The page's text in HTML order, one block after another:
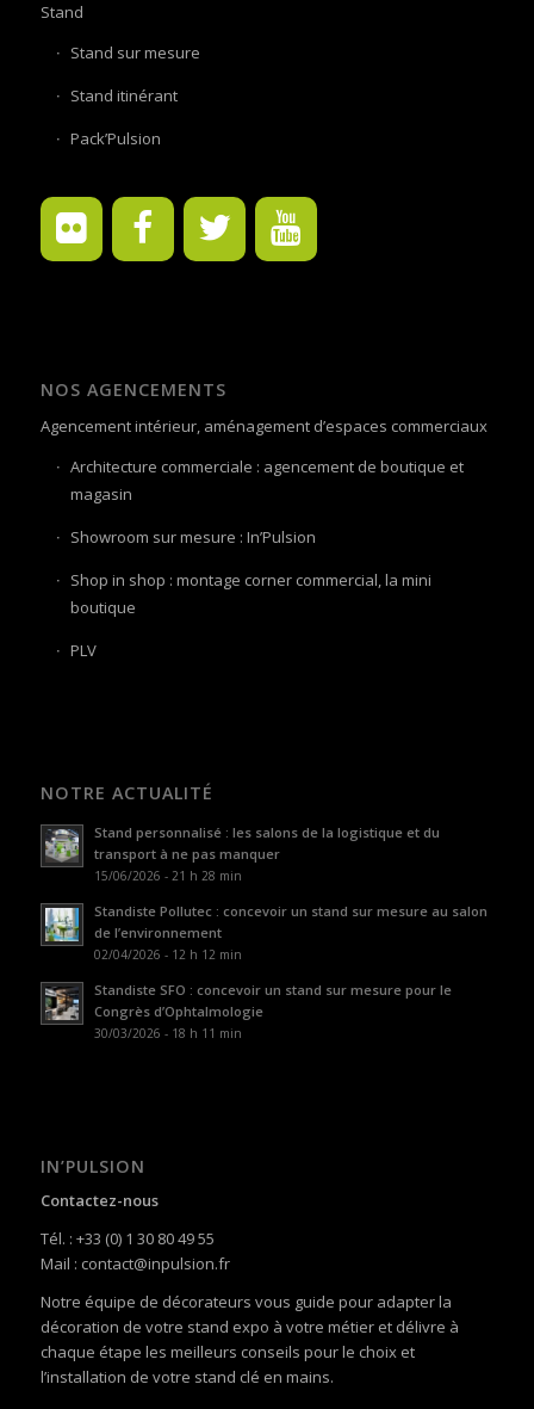
Stand
Stand sur mesure
Stand itinérant
Pack’Pulsion
NOS AGENCEMENTS
Agencement intérieur, aménagement d’espaces commerciaux
Architecture commerciale : agencement de boutique et
magasin
Showroom sur mesure : In’Pulsion
Shop in shop : montage corner commercial, la mini
boutique
PLV
NOTRE ACTUALITÉ
Stand personnalisé : les salons de la logistique et du
transport à ne pas manquer
15/06/2026 - 21 h 28 min
Standiste Pollutec : concevoir un stand sur mesure au salon
de l’environnement
02/04/2026 - 12 h 12 min
Standiste SFO : concevoir un stand sur mesure pour le
Congrès d’Ophtalmologie
30/03/2026 - 18 h 11 min
IN’PULSION
Contactez-nous
Tél. : +33 (0) 1 30 80 49 55
Mail : contact@inpulsion.fr
Notre équipe de décorateurs vous guide pour adapter la
décoration de votre stand expo à votre métier et délivre à
chaque étape les meilleurs conseils pour le choix et
l’installation de votre stand clé en mains.